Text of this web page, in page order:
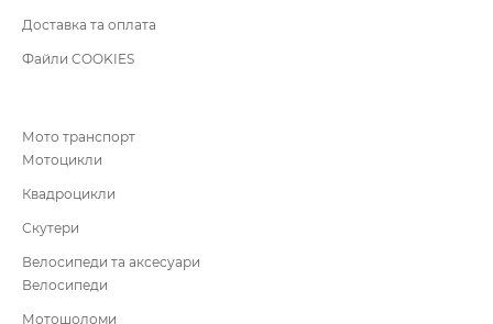
Доставка та оплата
Файли COOKIES
Мото транспорт
Мотоцикли
Квадроцикли
Скутери
Велосипеди та аксесуари
Велосипеди
Мотошоломи